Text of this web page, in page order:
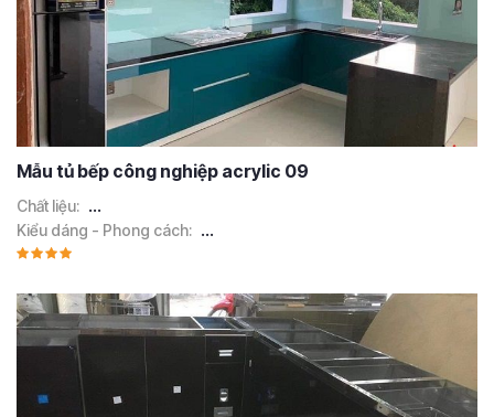
Mẫu tủ bếp công nghiệp acrylic 09
Chất liệu: ...
Kiểu dáng - Phong cách: ...